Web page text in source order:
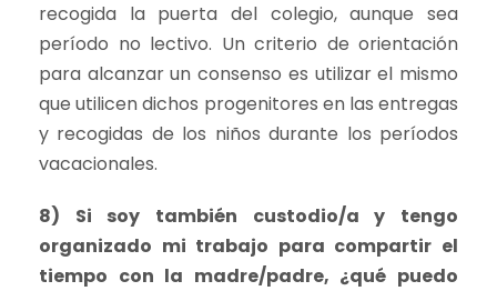
recogida la puerta del colegio, aunque sea
período no lectivo. Un criterio de orientación
para alcanzar un consenso es utilizar el mismo
que utilicen dichos progenitores en las entregas
y recogidas de los niños durante los períodos
vacacionales.
8) Si soy también custodio/a y tengo
organizado mi trabajo para compartir el
tiempo con la madre/padre, ¿qué puedo